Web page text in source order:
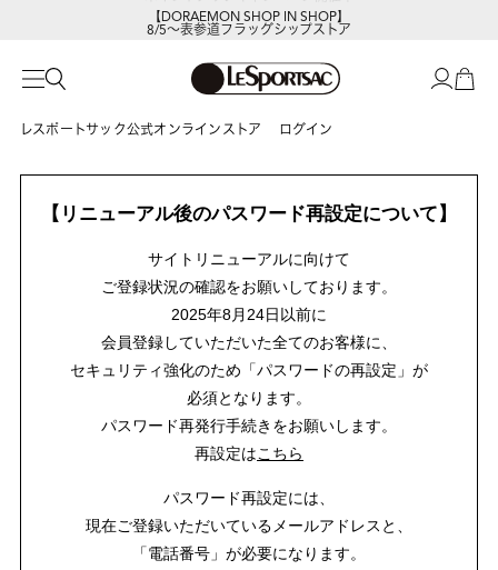
【DORAEMON SHOP IN SHOP】
8/5～表参道フラッグシップストア
レスポートサック公式オンラインストア ログイン
【リニューアル後のパスワード再設定について】
サイトリニューアルに向けて
ご登録状況の確認をお願いしております。
2025年8月24日以前に
会員登録していただいた全てのお客様に、
セキュリティ強化のため「パスワードの再設定」が
必須となります。
パスワード再発行手続きをお願いします。
再設定はこちら
パスワード再設定には、
現在ご登録いただいているメールアドレスと、
「電話番号」が必要になります。